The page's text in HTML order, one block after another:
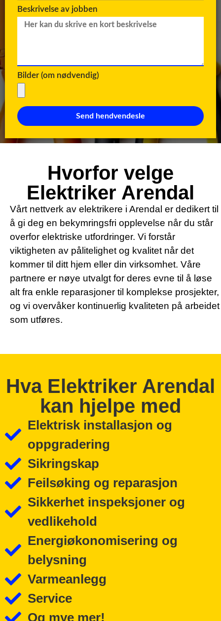
Beskrivelse av jobben
Bilder (om nødvendig)
Send hendvendesle
Hvorfor velge
Elektriker Arendal
Vårt nettverk av elektrikere i Arendal er dedikert til
å gi deg en bekymringsfri opplevelse når du står
overfor elektriske utfordringer. Vi forstår
viktigheten av pålitelighet og kvalitet når det
kommer til ditt hjem eller din virksomhet. Våre
partnere er nøye utvalgt for deres evne til å løse
alt fra enkle reparasjoner til komplekse prosjekter,
og vi overvåker kontinuerlig kvaliteten på arbeidet
som utføres.
Hva Elektriker Arendal
kan hjelpe med
Elektrisk installasjon og
oppgradering
Sikringskap
Feilsøking og reparasjon
Sikkerhet inspeksjoner og
vedlikehold
Energiøkonomisering og
belysning
Varmeanlegg
Service
Og mye mer!